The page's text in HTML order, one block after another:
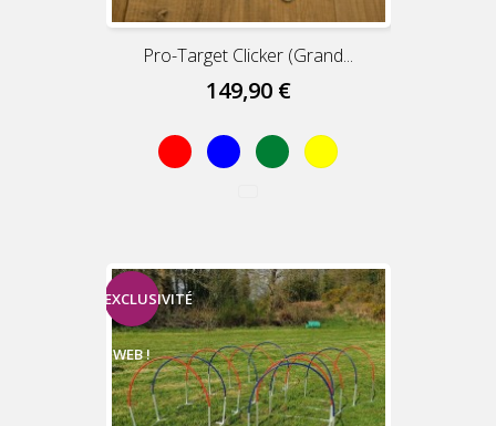
Pro-Target Clicker (grand...
149,90 €
Rouge Bleu Vert Jaune
EXCLUSIVITÉ
WEB !